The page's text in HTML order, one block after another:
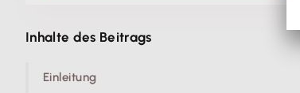
Inhalte des Beitrags
Einleitung